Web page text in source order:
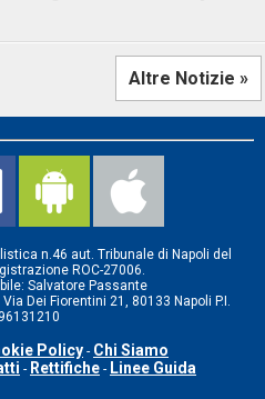
Altre Notizie »
n.46 aut. Tribunale di Napoli del
ROC-27006.
Salvatore Passante
Dei Fiorentini 21, 80133 Napoli P.I.
Policy - Chi Siamo
- Rettifiche - Linee Guida